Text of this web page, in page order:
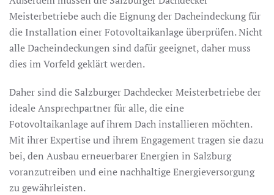
Meisterbetriebe auch die Eignung der Dacheindeckung für
die Installation einer Fotovoltaikanlage überprüfen. Nicht
alle Dacheindeckungen sind dafür geeignet, daher muss
dies im Vorfeld geklärt werden.
Daher sind die Salzburger Dachdecker Meisterbetriebe der
ideale Ansprechpartner für alle, die eine
Fotovoltaikanlage auf ihrem Dach installieren möchten.
Mit ihrer Expertise und ihrem Engagement tragen sie dazu
bei, den Ausbau erneuerbarer Energien in Salzburg
voranzutreiben und eine nachhaltige Energieversorgung
zu gewährleisten.